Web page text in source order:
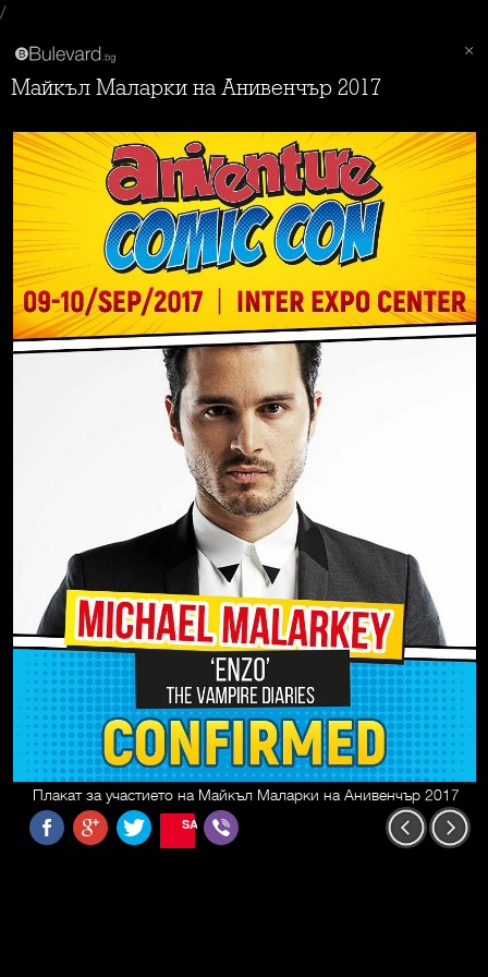
/
Майкъл Маларки на Анивенчър 2017
Плакат за участието на Майкъл Маларки на Анивенчър 2017
SAVE